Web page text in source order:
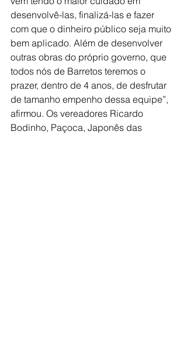
desenvolvê-las, finalizá-las e fazer
com que o dinheiro público seja muito
bem aplicado. Além de desenvolver
outras obras do próprio governo, que
todos nós de Barretos teremos o
prazer, dentro de 4 anos, de desfrutar
de tamanho empenho dessa equipe”,
afirmou. Os vereadores Ricardo
Bodinho, Paçoca, Japonês das